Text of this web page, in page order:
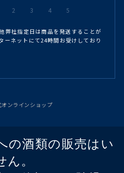
2 3 4 5
弊社指定日は商品を発送することが
ーネットにて24時間お受けしており
ンラインショップ
の酒類の販売はい
ん。